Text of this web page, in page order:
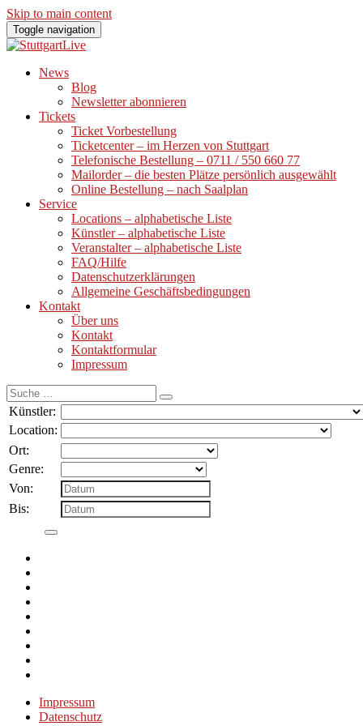
Skip to main content
Toggle navigation
News
Blog
Newsletter abonnieren
Tickets
Ticket Vorbestellung
Ticketcenter – im Herzen von Stuttgart
Telefonische Bestellung – 0711 / 550 660 77
Mailorder – die besten Plätze persönlich ausgewählt
Online Bestellung – nach Saalplan
Service
Locations – alphabetische Liste
Künstler – alphabetische Liste
Veranstalter – alphabetische Liste
FAQ/Hilfe
Datenschutzerklärungen
Allgemeine Geschäftsbedingungen
Kontakt
Über uns
Kontakt
Kontaktformular
Impressum
Suche
nach:
Künstler:
Location:
Ort:
Genre:
Von:
Bis:
Impressum
Datenschutz